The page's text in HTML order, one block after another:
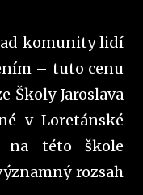
komunity lidí
– tuto cenu
Školy Jaroslava
v Loretánské
na této škole
rozsah